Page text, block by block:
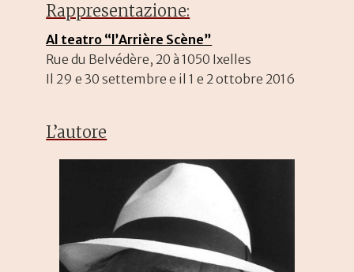
Rappresentazione:
Al teatro “l’Arrière Scène”
Rue du Belvédère, 20 à 1050 Ixelles
Il 29 e 30 settembre e il 1 e 2 ottobre 2016
L’autore